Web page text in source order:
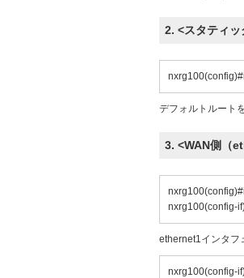
2. <スタティ
nxrg100(config)#
デフォルトルート
3. <WAN側（
nxrg100(config)#
nxrg100(config-
ethernet1インタフ
nxrg100(config-